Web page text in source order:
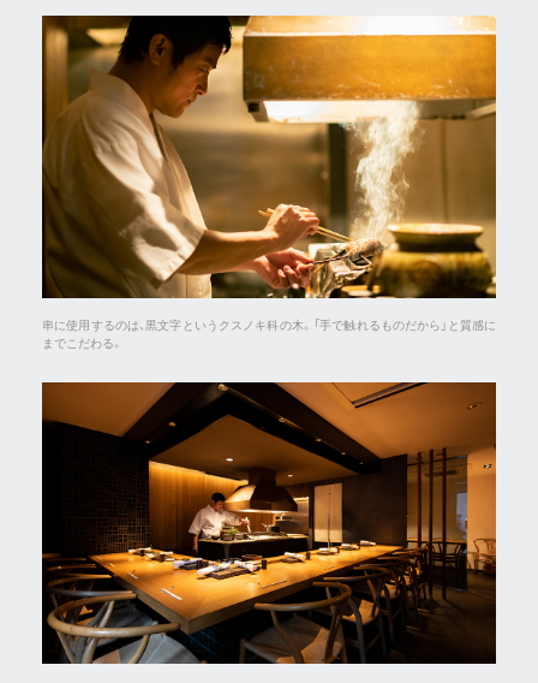
串に使用するのは、黒文字というクスノキ科の木。「手で触れるものだから」と質感に
までこだわる。